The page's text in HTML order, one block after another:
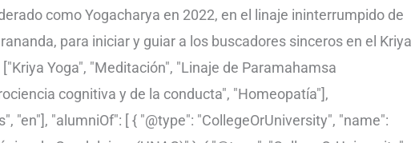
como Yogacharya en 2022, en el linaje ininterrumpido de
para iniciar y guiar a los buscadores sinceros en el Kriya
Yoga", "Meditación", "Linaje de Paramahamsa
cognitiva y de la conducta", "Homeopatía"],
"en"], "alumniOf": [ { "@type": "CollegeOrUniversity", "name":